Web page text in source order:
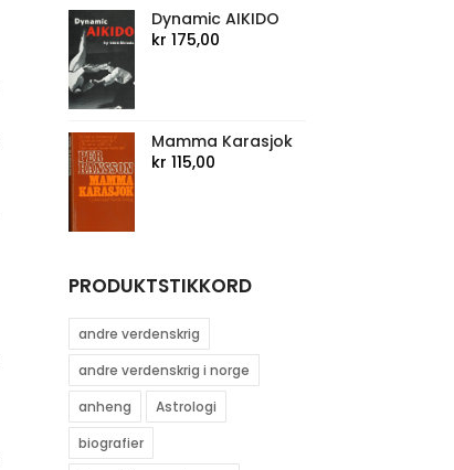
Dynamic AIKIDO
kr 175,00
Mamma Karasjok
kr 115,00
PRODUKTSTIKKORD
andre verdenskrig
andre verdenskrig i norge
anheng
Astrologi
biografier